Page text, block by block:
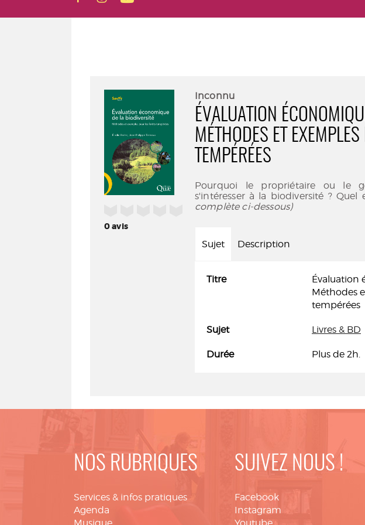
0avis
Inconnu
ÉVALUATION
MÉTHODES ET
TEMPÉRÉES
Pourquoi le propriétaire ou le
s'intéresser à la biodiversité ? Quel
complète ci-dessous)
Sujet Description
Titre
Évaluation
Méthodes
tempérées
Sujet Livres & BD
Durée Plus de 2h.
NOS RUBRIQUES
Services & infos pratiques
Agenda
SUIVEZ NOUS !
Facebook
Instagram